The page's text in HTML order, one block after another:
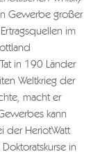
Gewerbe großer
im
in 190 Länder
Weltkrieg der
macht er
kann
der HeriotWatt
in